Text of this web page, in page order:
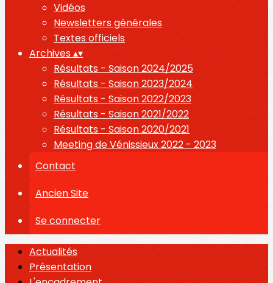
Vidéos
Newsletters générales
Textes officiels
Archives▴▾
Résultats - Saison 2024/2025
Résultats - Saison 2023/2024
Résultats - Saison 2022/2023
Résultats - Saison 2021/2022
Résultats - Saison 2020/2021
Meeting de Vénissieux 2022 - 2023
Contact
Ancien Site
Se connecter
Actualités
Présentation